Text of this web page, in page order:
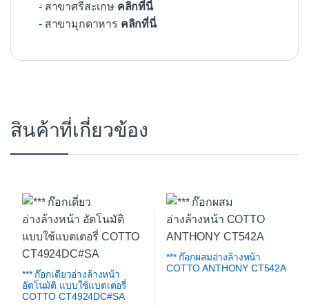
- สาขาศรีสะเกษ คลิกที่นี่
- สาขามุกดาหาร คลิกที่นี่
สินค้าที่เกี่ยวข้อง
*** ก๊อกเดี่ยวอ่างล้างหน้า
อัตโนมัติ แบบใช้แบตเตอรี่
COTTO CT4924DC#SA
*** ก๊อกผสมอ่างล้างหน้า
COTTO ANTHONY CT542A